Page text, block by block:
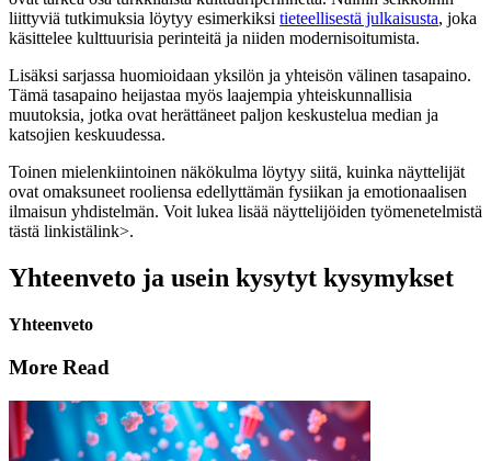
liittyviä tutkimuksia löytyy esimerkiksi tieteellisestä julkaisusta, joka
käsittelee kulttuurisia perinteitä ja niiden modernisoitumista.
Lisäksi sarjassa huomioidaan yksilön ja yhteisön välinen tasapaino.
Tämä tasapaino heijastaa myös laajempia yhteiskunnallisia
muutoksia, jotka ovat herättäneet paljon keskustelua median ja
katsojien keskuudessa.
Toinen mielenkiintoinen näkökulma löytyy siitä, kuinka näyttelijät
ovat omaksuneet rooliensa edellyttämän fysiikan ja emotionaalisen
ilmaisun yhdistelmän. Voit lukea lisää näyttelijöiden työmenetelmistä
tästä linkistälink>.
Yhteenveto ja usein kysytyt kysymykset
Yhteenveto
More Read